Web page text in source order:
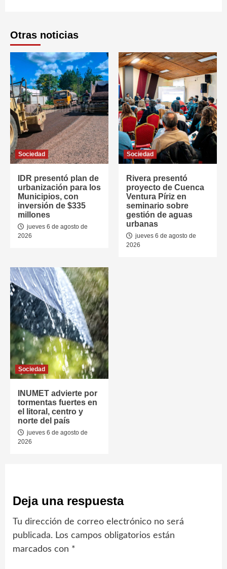
Otras noticias
Sociedad
IDR presentó plan de
urbanización para los
Municipios, con
inversión de $335
millones
jueves 6 de agosto de
2026
Sociedad
Rivera presentó
proyecto de Cuenca
Ventura Píriz en
seminario sobre
gestión de aguas
urbanas
jueves 6 de agosto de
2026
Sociedad
INUMET advierte por
tormentas fuertes en
el litoral, centro y
norte del país
jueves 6 de agosto de
2026
Deja una respuesta
Tu dirección de correo electrónico no será
publicada. Los campos obligatorios están
marcados con *